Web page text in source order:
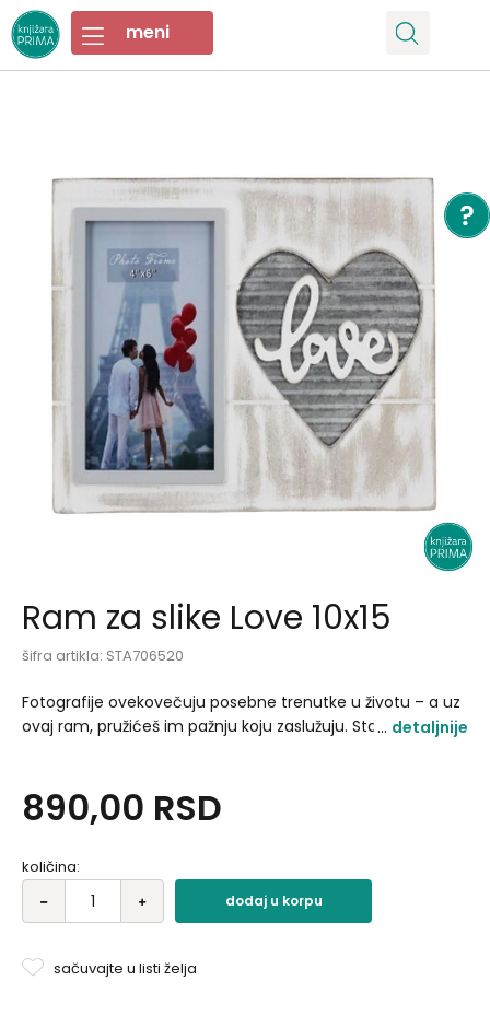
Ram za slike Love 10x15
šifra artikla: STA706520
Fotografije ovekovečuju posebne trenutke u životu – a uz
ovaj ram, pružićeš im pažnju koju zaslužuju. Stavi na policu,
dimenzija 10 x 15 cm.
detaljnije
890,00 RSD
količina:
dodaj u korpu
sačuvajte u listi želja